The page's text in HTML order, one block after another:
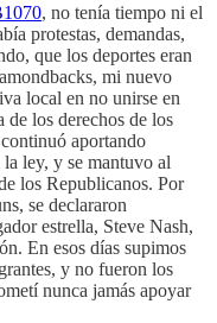
, no tenía tiempo ni el
protestas, demandas,
que los deportes eran
mi nuevo
local en no unirse en
los derechos de los
aportando
ley, y se mantuvo al
los Republicanos. Por
se declararon
estrella, Steve Nash,
En esos días supimos
y no fueron los
nunca jamás apoyar